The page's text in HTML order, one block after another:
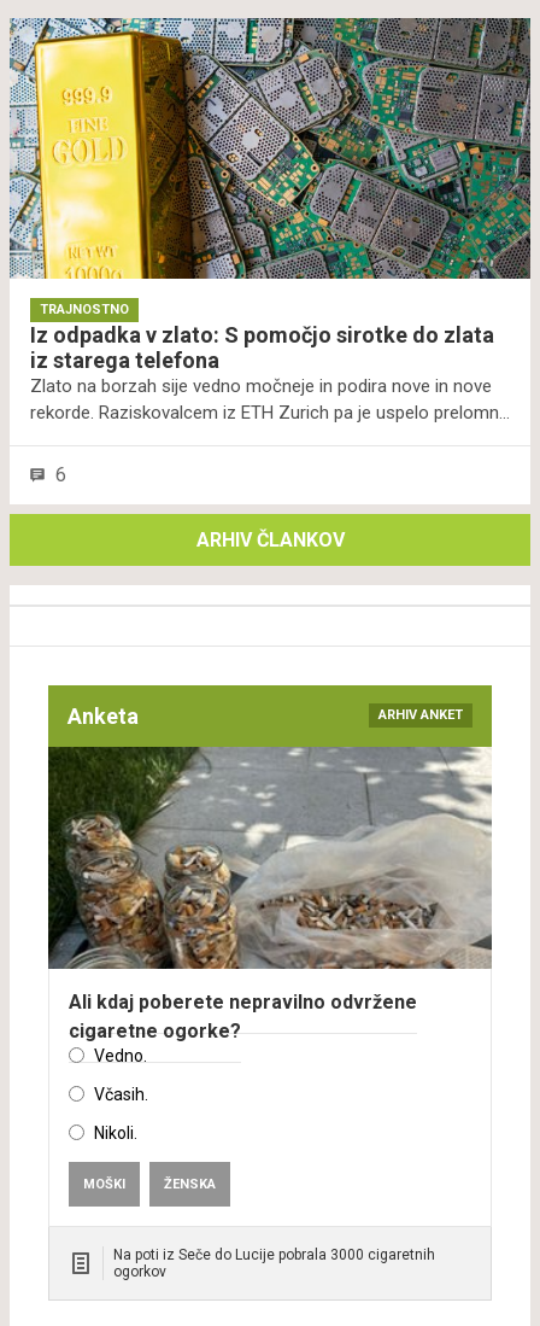
potem oskrbujejo s svežimi jajci. Seveda morajo ta
zagotoviti ustrezne pogoje za kokoši, mestne oblasti pa
imajo tudi posebne nadzornike, ki preverjajo, ali se pernatim
ljubljenkam dobro godi.
TRAJNOSTNO
Iz odpadka v zlato: S pomočjo sirotke do zlata
iz starega telefona
Zlato na borzah sije vedno močneje in podira nove in nove
rekorde. Raziskovalcem iz ETH Zurich pa je uspelo prelomno
elektronskih odpadkov na zeleni način. Njihova zelo
beljakovinskem spužvastem materialu, ki ga pridobivajo – ne
boste verjeli – iz sirotke.
6
ARHIV ČLANKOV
Anketa ARHIV ANKET
Ali kdaj poberete nepravilno odvržene
cigaretne ogorke?
Vedno.
Včasih.
Nikoli.
MOŠKI ŽENSKA
Na poti iz Seče do Lucije pobrala 3000 cigaretnih
ogorkov